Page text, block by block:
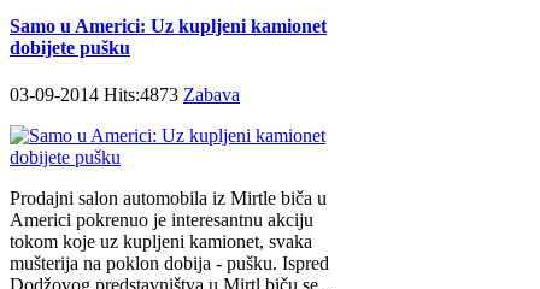
Samo u Americi: Uz kupljeni kamionet
dobijete pušku
03-09-2014 Hits:4873 Zabava
Prodajni salon automobila iz Mirtle biča u
Americi pokrenuo je interesantnu akciju
tokom koje uz kupljeni kamionet, svaka
mušterija na poklon dobija - pušku. Ispred
Dodžovog predstavništva u Mirtl biču se...